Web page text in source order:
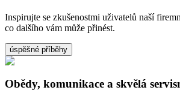
Inspirujte se zkušenostmi uživatelů naší
co dalšího vám může přinést.
úspěšné příběhy
Obědy, komunikace a skvělá